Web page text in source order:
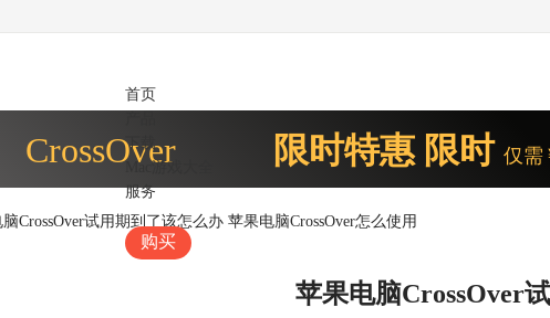
首页
下载
Mac游戏大全
服务
购买
CrossOver 限时特惠 限时 仅需
CrossOver试用期到了该怎么办 苹果电脑CrossOver怎么使用
苹果电脑CrossOver